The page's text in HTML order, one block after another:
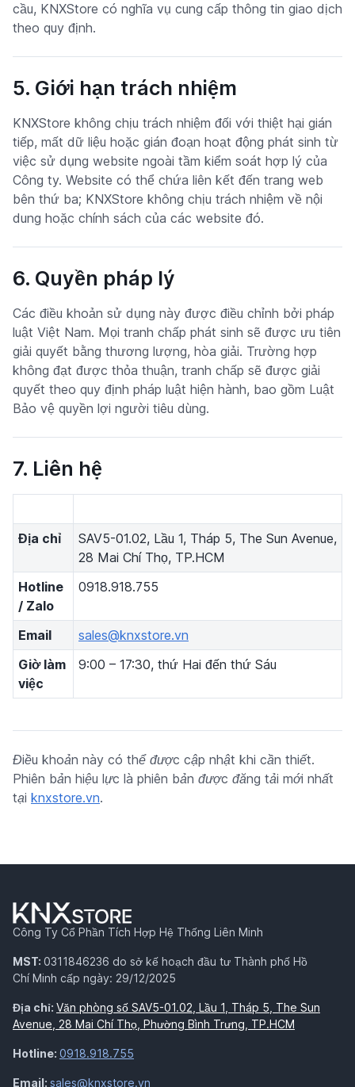
cầu, KNXStore có nghĩa vụ cung cấp thông tin giao dịch
theo quy định.
5. Giới hạn trách nhiệm
KNXStore không chịu trách nhiệm đối với thiệt hại gián
tiếp, mất dữ liệu hoặc gián đoạn hoạt động phát sinh từ
việc sử dụng website ngoài tầm kiểm soát hợp lý của
Công ty. Website có thể chứa liên kết đến trang web
bên thứ ba; KNXStore không chịu trách nhiệm về nội
dung hoặc chính sách của các website đó.
6. Quyền pháp lý
Các điều khoản sử dụng này được điều chỉnh bởi pháp
luật Việt Nam. Mọi tranh chấp phát sinh sẽ được ưu tiên
giải quyết bằng thương lượng, hòa giải. Trường hợp
không đạt được thỏa thuận, tranh chấp sẽ được giải
quyết theo quy định pháp luật hiện hành, bao gồm Luật
Bảo vệ quyền lợi người tiêu dùng.
7. Liên hệ
Địa chỉ
SAV5-01.02, Lầu 1, Tháp 5, The Sun Avenue,
28 Mai Chí Thọ, TP.HCM
Hotline
/ Zalo
0918.918.755
Email
sales@knxstore.vn
Giờ làm
việc
9:00 – 17:30, thứ Hai đến thứ Sáu
Điều khoản này có thể được cập nhật khi cần thiết.
Phiên bản hiệu lực là phiên bản được đăng tải mới nhất
tại knxstore.vn.
Công Ty Cổ Phần Tích Hợp Hệ Thống Liên Minh
MST: 0311846236 do sở kế hoạch đầu tư Thành phố Hồ
Chí Minh cấp ngày: 29/12/2025
Địa chỉ: Văn phòng số SAV5-01.02, Lầu 1, Tháp 5, The Sun
Avenue, 28 Mai Chí Thọ, Phường Bình Trưng, TP.HCM
Hotline: 0918.918.755
Email: sales@knxstore.vn